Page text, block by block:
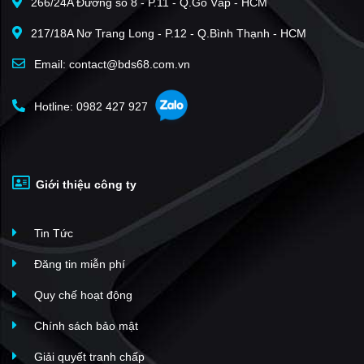
Minh Phương
Yên Lập Riverside
(1)
Hòa Phong
217/18A Nơ Trang Long - P.12 - Q.Bình Thạnh - HCM
Email: contact@bds68.com.vn
Hotline: 0982 427 927
Giới thiệu công ty
Tin Tức
Đăng tin miễn phí
Quy chế hoạt động
Chính sách bảo mật
Giải quyết tranh chấp